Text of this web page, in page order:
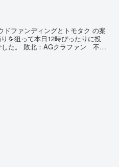
ファンディングとトモタク の案
を狙って本日12時ぴったりに投
した。 敗北：AGクラファン 不動